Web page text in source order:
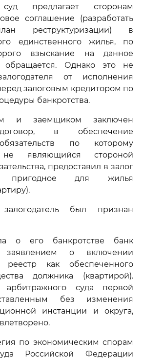
суд предлагает сторонам
соглашение (разработать
реструктуризации) в
единственного жилья, по
взыскание на данное
Однако это не
от исполнения
залоговым кредитором по
банкротства.
и заемщиком заключен
в обеспечение
по которому
не являющийся стороной
предоставил в залог
пригодное для жилья
залогодатель был признан
о его банкротстве банк
о включении
как обеспеченного
должника (квартирой).
арбитражного суда первой
без изменения
инстанции и округа,
по экономическим спорам
Российской Федерации